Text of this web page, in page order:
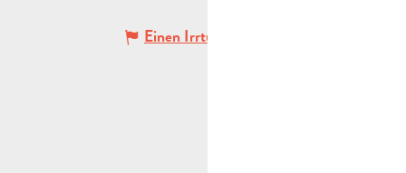
Einen Irrtum angeben